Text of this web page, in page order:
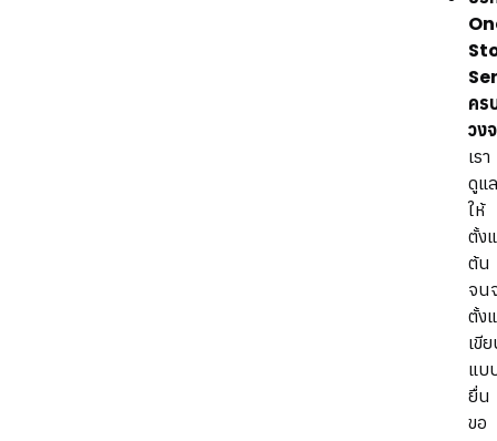
คร
วง
เรา
ดูแล
ให้
ตั้ง
ต้น
จน
ตั้ง
เขี
แบ
ยื่น
ขอ